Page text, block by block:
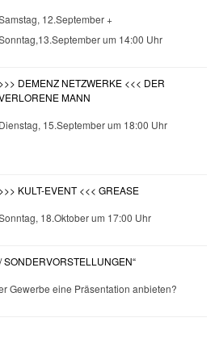
12.September +
um 14:00 Uhr
>>> DEMENZ NETZWERKE <<< DER
MANN
Dienstag, 15.September um 18:00 Uhr
>>> KULT-EVENT <<< GREASE
18.Oktober um 17:00 Uhr
SONDERVORSTELLUNGEN“
Gewerbe eine Präsentation anbieten?